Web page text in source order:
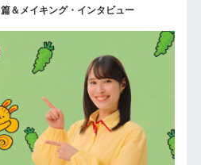
＆メイキング・インタビュー